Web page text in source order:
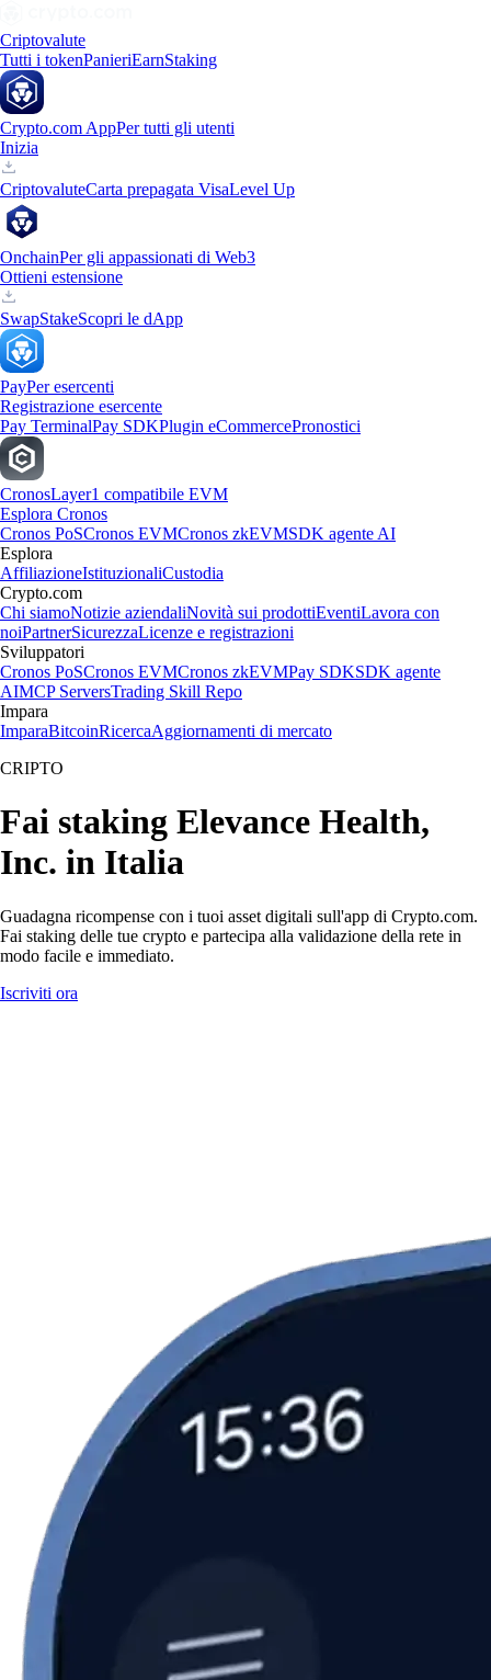
Criptovalute
Tutti i tokenPanieriEarnStaking
Crypto.com AppPer tutti gli utenti
Inizia
CriptovaluteCarta prepagata VisaLevel Up
OnchainPer gli appassionati di Web3
Ottieni estensione
SwapStakeScopri le dApp
PayPer esercenti
Registrazione esercente
Pay TerminalPay SDKPlugin eCommercePronostici
CronosLayer1 compatibile EVM
Esplora Cronos
Cronos PoSCronos EVMCronos zkEVMSDK agente AI
Esplora
AffiliazioneIstituzionaliCustodia
Crypto.com
Chi siamoNotizie aziendaliNovità sui prodottiEventiLavora con
noiPartnerSicurezzaLicenze e registrazioni
Sviluppatori
Cronos PoSCronos EVMCronos zkEVMPay SDKSDK agente
AIMCP ServersTrading Skill Repo
Impara
ImparaBitcoinRicercaAggiornamenti di mercato
CRIPTO
Fai staking Elevance Health,
Inc. in Italia
Guadagna ricompense con i tuoi asset digitali sull'app di Crypto.com.
Fai staking delle tue crypto e partecipa alla validazione della rete in
modo facile e immediato.
Iscriviti ora